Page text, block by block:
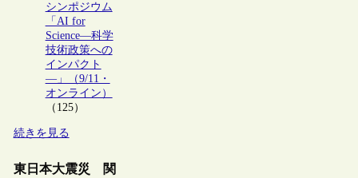
シンポジウム
「AI for
Science―科学
技術政策への
インパクト
―」（9/11・
オンライン）
（125）
続きを見る
東日本大震災 関